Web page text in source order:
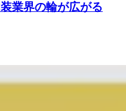
業界の輪が広がる